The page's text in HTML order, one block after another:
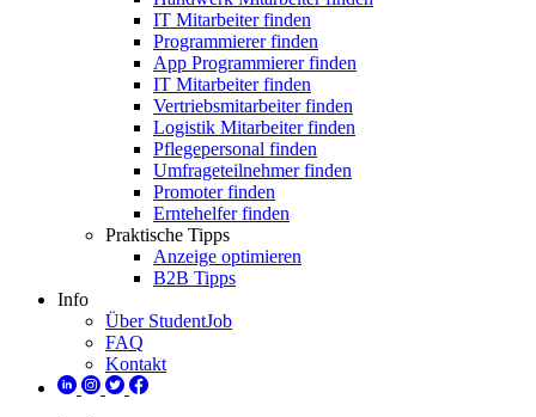
IT Mitarbeiter finden
Programmierer finden
App Programmierer finden
IT Mitarbeiter finden
Vertriebsmitarbeiter finden
Logistik Mitarbeiter finden
Pflegepersonal finden
Umfrageteilnehmer finden
Promoter finden
Erntehelfer finden
Praktische Tipps
Anzeige optimieren
B2B Tipps
Info
Über StudentJob
FAQ
Kontakt